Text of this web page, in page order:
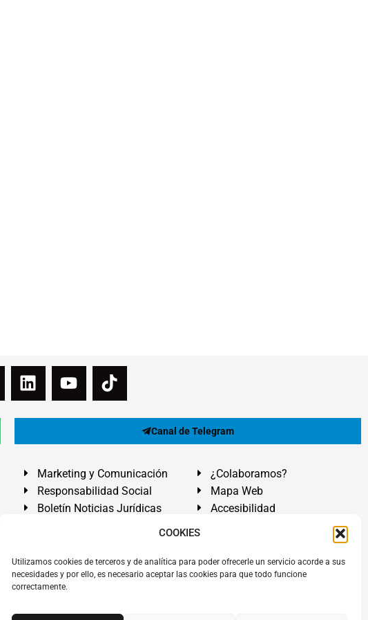
COOKIES
Utilizamos cookies de terceros y de analítica para poder ofrecerle un servicio acorde a sus
necesidades y por ello, es necesario aceptar las cookies para que todo funcione
correctamente.
Canal de Telegram
Marketing y Comunicación
Responsabilidad Social
Boletín Noticias Jurídicas
¿Colaboramos?
Mapa Web
Accesibilidad
Médano, Granadilla de Abona, Santa Cruz de Tenerife. Islas Canarias.
Abogados El Médano